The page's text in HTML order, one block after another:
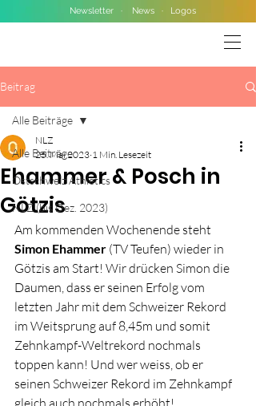
Newsletter · News · Logos
Beitrag
Alle Beiträge
Ostschweiz Athletics
NLZ (bis Dez. 2023)
Alle Beiträge
Ehammer & Posch in
Götzis
NLZ
25. Mai 2023 1 Min. Lesezeit
Am kommenden Wochenende steht
Simon Ehammer (TV Teufen) wieder in
Götzis am Start! Wir drücken Simon die
Daumen, dass er seinen Erfolg vom
letzten Jahr mit dem Schweizer Rekord
im Weitsprung auf 8,45m und somit
Zehnkampf-Weltrekord nochmals
toppen kann! Und wer weiss, ob er
seinen Schweizer Rekord im Zehnkampf
gleich auch nochmals erhöht!